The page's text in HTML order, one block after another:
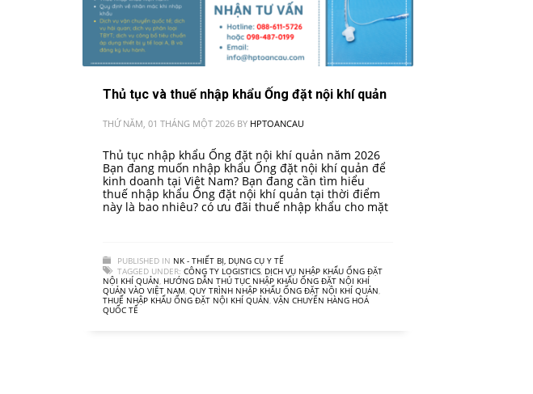
Thủ tục và thuế nhập khẩu Ống đặt nội khí quản
THỨ NĂM, 01 THÁNG MỘT 2026 BY HPTOANCAU
Thủ tục nhập khẩu Ống đặt nội khí quản năm 2026
Bạn đang muốn nhập khẩu Ống đặt nội khí quản để
kinh doanh tại Việt Nam? Bạn đang cần tìm hiểu
thuế nhập khẩu Ống đặt nội khí quản tại thời điểm
này là bao nhiêu? có ưu đãi thuế nhập khẩu cho mặt
PUBLISHED IN NK - THIẾT BỊ, DỤNG CỤ Y TẾ
TAGGED UNDER: CÔNG TY LOGISTICS, DỊCH VỤ NHẬP KHẨU ỐNG ĐẶT
NỘI KHÍ QUẢN, HƯỚNG DẪN THỦ TỤC NHẬP KHẨU ỐNG ĐẶT NỘI KHÍ
QUẢN VÀO VIỆT NAM, QUY TRÌNH NHẬP KHẨU ỐNG ĐẶT NỘI KHÍ QUẢN,
THUẾ NHẬP KHẨU ỐNG ĐẶT NỘI KHÍ QUẢN, VẬN CHUYỂN HÀNG HOÁ
QUỐC TẾ